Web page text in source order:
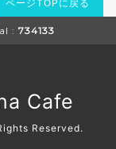
ページTOPに戻る
: 734133
Cafe
Reserved.